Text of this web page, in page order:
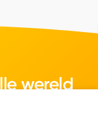
wereld